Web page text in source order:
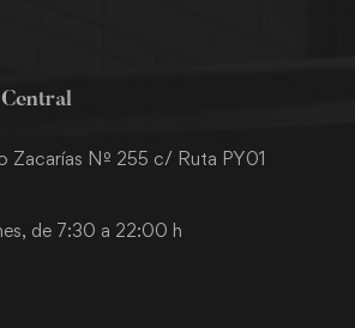
Zacarías Nº 255 c/ Ruta PY01
de 7:30 a 22:00 h